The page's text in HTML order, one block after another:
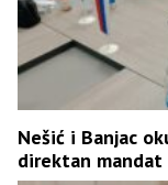
Nešić i Banjac
direktan mandat